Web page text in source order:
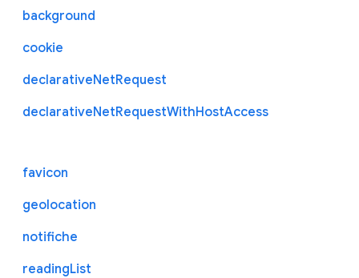
background
cookie
declarativeNetRequest
declarativeNetRequestWithHostAccess
favicon
geolocation
notifiche
readingList